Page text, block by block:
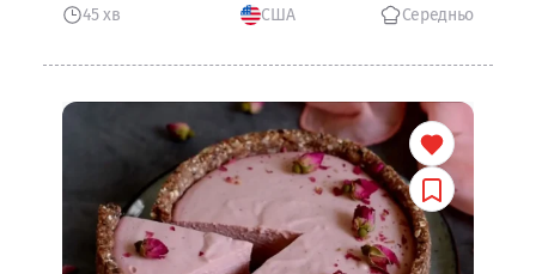
45 хв США Середньо